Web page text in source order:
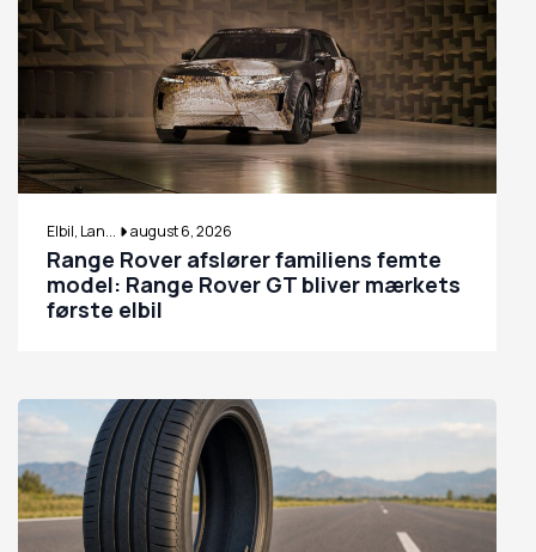
Elbil, Lan... august 6, 2026
Range Rover afslører familiens femte
model: Range Rover GT bliver mærkets
første elbil